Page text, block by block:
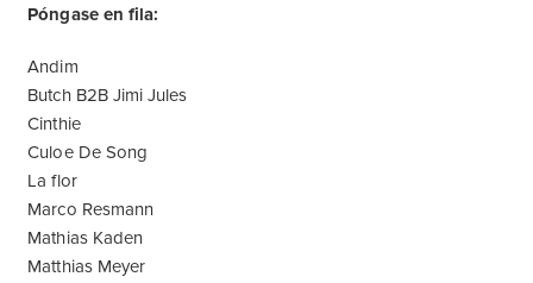
Póngase en fila:
Andim
Butch B2B Jimi Jules
Cinthie
Culoe De Song
La flor
Marco Resmann
Mathias Kaden
Matthias Meyer